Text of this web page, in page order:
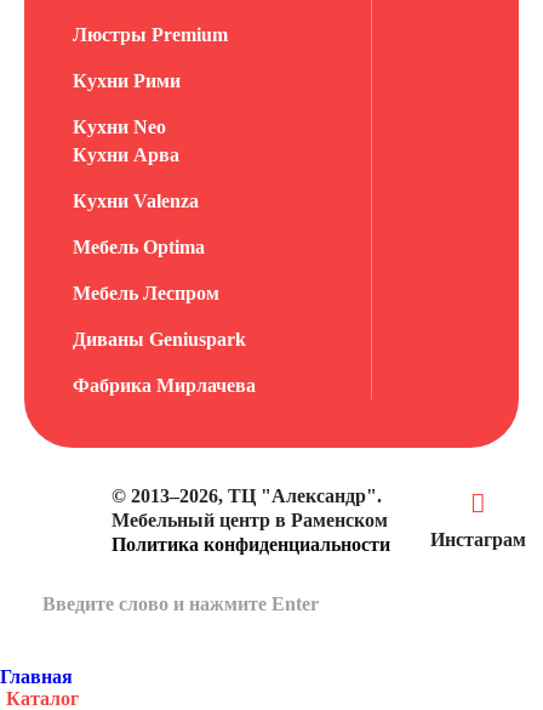
Люстры Premium
Кухни Рими
Кухни Neo
Кухни Арва
Кухни Valenza
Мебель Optima
Мебель Леспром
Диваны Geniuspark
Фабрика Мирлачева
© 2013–2026, ТЦ "Александр".
Мебельный центр в Раменском
Политика конфиденциальности
Инстаграм
Главная
Каталог